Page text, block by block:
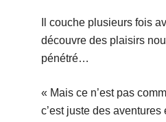
Il couche plusieurs fois
découvre des plaisirs
pénétré…
« Mais ce n’est pas
c’est juste des aventures